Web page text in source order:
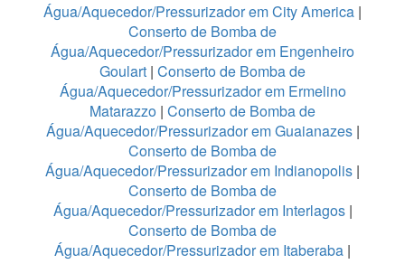
Água/Aquecedor/Pressurizador em City America |
Conserto de Bomba de
Água/Aquecedor/Pressurizador em Engenheiro
Goulart | Conserto de Bomba de
Água/Aquecedor/Pressurizador em Ermelino
Matarazzo | Conserto de Bomba de
Água/Aquecedor/Pressurizador em Guaianazes|
Conserto de Bomba de
Água/Aquecedor/Pressurizador em Indianopolis |
Conserto de Bomba de
Água/Aquecedor/Pressurizador em Interlagos|
Conserto de Bomba de
Água/Aquecedor/Pressurizador em Itaberaba |